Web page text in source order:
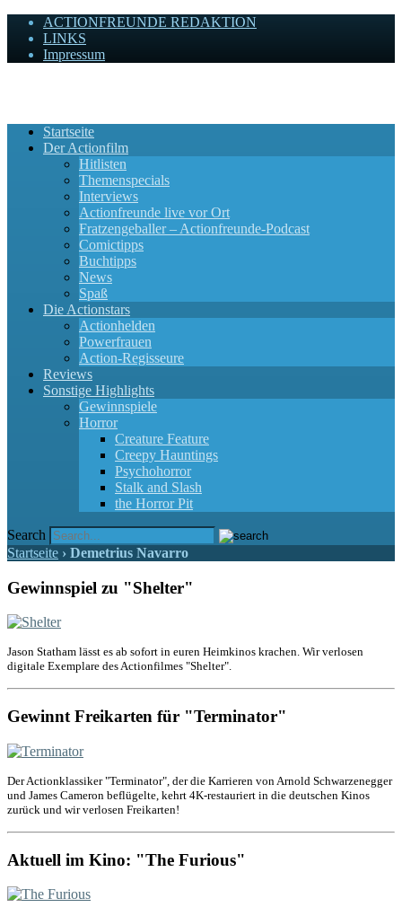
ACTIONFREUNDE REDAKTION
LINKS
Impressum
Startseite
Der Actionfilm
Hitlisten
Themenspecials
Interviews
Actionfreunde live vor Ort
Fratzengeballer – Actionfreunde-Podcast
Comictipps
Buchtipps
News
Spaß
Die Actionstars
Actionhelden
Powerfrauen
Action-Regisseure
Reviews
Sonstige Highlights
Gewinnspiele
Horror
Creature Feature
Creepy Hauntings
Psychohorror
Stalk and Slash
the Horror Pit
Search
Startseite › Demetrius Navarro
Gewinnspiel zu "Shelter"
Jason Statham lässt es ab sofort in euren Heimkinos krachen. Wir verlosen
digitale Exemplare des Actionfilmes "Shelter".
Gewinnt Freikarten für "Terminator"
Der Actionklassiker "Terminator", der die Karrieren von Arnold Schwarzenegger
und James Cameron beflügelte, kehrt 4K-restauriert in die deutschen Kinos
zurück und wir verlosen Freikarten!
Aktuell im Kino: "The Furious"